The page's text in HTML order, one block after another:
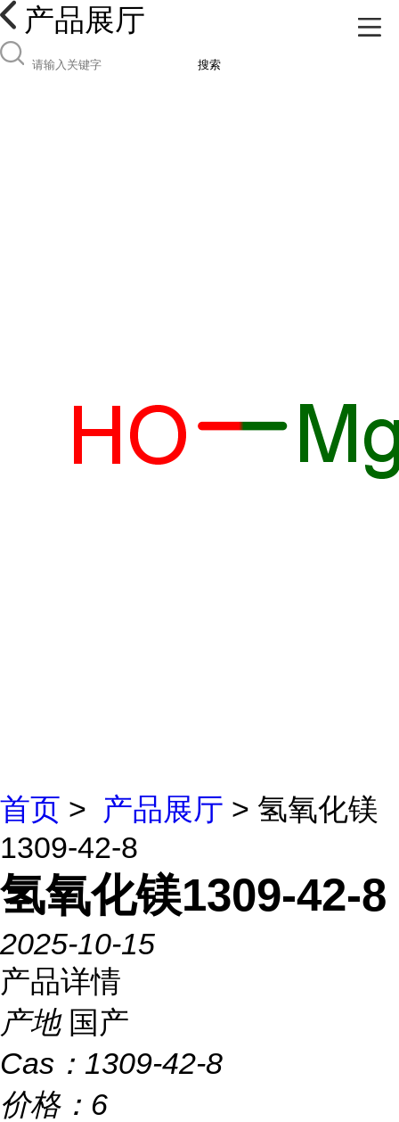
产品展厅
搜索
首页 > 产品展厅 > 氢氧化镁
1309-42-8
氢氧化镁1309-42-8
2025-10-15
产品详情
产地 国产
Cas： 1309-42-8
价格： 6